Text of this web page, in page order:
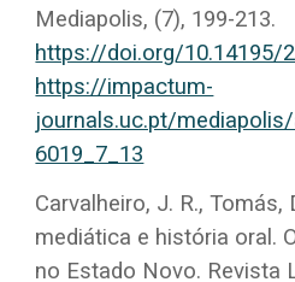
Mediapolis, (7), 199-213.
https://doi.org/10.14195/
https://impactum-
journals.uc.pt/
6019_7_13
Carvalheiro, J. R., Tomás,
mediática e história oral.
no Estado Novo. Revista